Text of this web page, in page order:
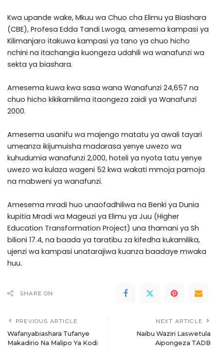
Kwa upande wake, Mkuu wa Chuo cha Elimu ya Biashara
(CBE), Profesa Edda Tandi Lwoga, amesema kampasi ya
Kilimanjaro itakuwa kampasi ya tano ya chuo hicho
nchini na itachangia kuongeza udahili wa wanafunzi wa
sekta ya biashara.
Amesema kuwa kwa sasa wana Wanafunzi 24,657 na
chuo hicho kikikamilima itaongeza zaidi ya Wanafunzi
2000.
Amesema usanifu wa majengo matatu ya awali tayari
umeanza ikijumuisha madarasa yenye uwezo wa
kuhudumia wanafunzi 2,000, hoteli ya nyota tatu yenye
uwezo wa kulaza wageni 52 kwa wakati mmoja pamoja
na mabweni ya wanafunzi.
Amesema mradi huo unaofadhiliwa na Benki ya Dunia
kupitia Mradi wa Mageuzi ya Elimu ya Juu (Higher
Education Transformation Project) una thamani ya Sh
bilioni 17.4, na baada ya taratibu za kifedha kukamilika,
ujenzi wa kampasi unatarajiwa kuanza baadaye mwaka
huu.
SHARE ON
PREVIOUS ARTICLE
Wafanyabiashara Tufanye
Makadirio Na Malipo Ya Kodi
NEXT ARTICLE
Naibu Waziri Laswetula
Aipongeza TADB